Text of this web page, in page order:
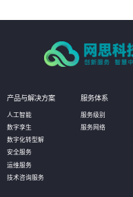
产品与解决方案
人工智能
数字孪生
数字化转型解
安全服务
运维服务
技术咨询服务
服务体系
服务级别
服务网络